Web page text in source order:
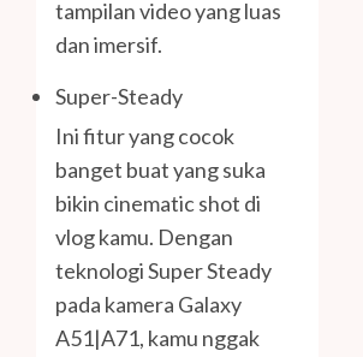
tampilan video yang luas
dan imersif.
Super-Steady
Ini fitur yang cocok
banget buat yang suka
bikin cinematic shot di
vlog kamu. Dengan
teknologi Super Steady
pada kamera Galaxy
A51|A71, kamu nggak